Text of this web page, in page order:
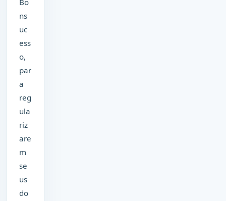
Bo
ns
uc
ess
o,
par
a
reg
ula
riz
are
m
se
us
do